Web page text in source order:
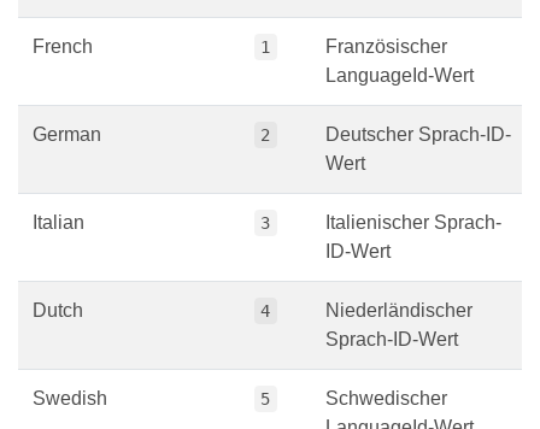
French 1
Französischer
LanguageId-Wert
German 2
Deutscher Sprach-ID-
Wert
Italian 3
Italienischer Sprach-
ID-Wert
Dutch 4
Niederländischer
Sprach-ID-Wert
Swedish 5
Schwedischer